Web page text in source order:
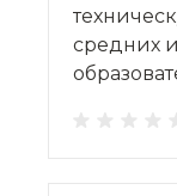
средних